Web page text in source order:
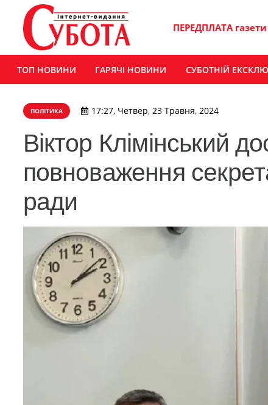
ПЕРЕДПЛАТА газети
ТОП НОВИНИ ГАРЯЧІ НОВИНИ СУБОТНІЙ
ПОЛІТИКА 17:27, Четвер, 23 Травня, 2024
Віктор Клімінський
повноваження
ради